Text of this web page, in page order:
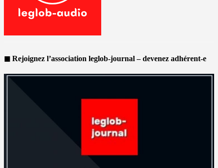
◼ Rejoignez l’association leglob-journal – devenez adhérent-e